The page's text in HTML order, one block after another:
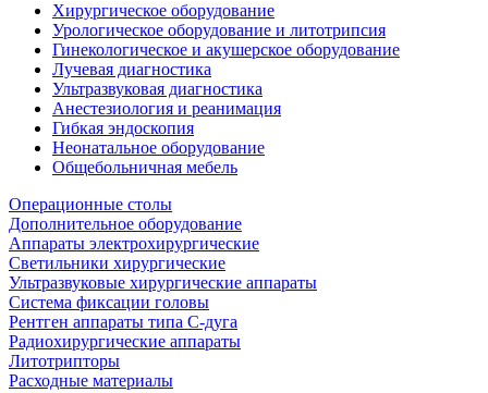
Хирургическое оборудование
Урологическое оборудование и литотрипсия
Гинекологическое и акушерское оборудование
Лучевая диагностика
Ультразвуковая диагностика
Анестезиология и реанимация
Гибкая эндоскопия
Неонатальное оборудование
Общебольничная мебель
Операционные столы
Дополнительное оборудование
Аппараты электрохирургические
Светильники хирургические
Ультразвуковые хирургические аппараты
Система фиксации головы
Рентген аппараты типа С-дуга
Радиохирургические аппараты
Литотрипторы
Расходные материалы